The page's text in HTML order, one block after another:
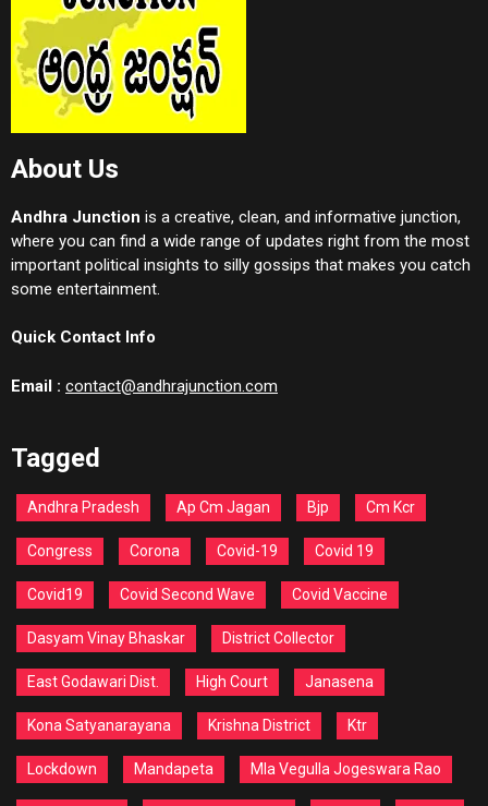
About Us
Andhra Junction is a creative, clean, and informative junction,
where you can find a wide range of updates right from the most
important political insights to silly gossips that makes you catch
some entertainment.
Quick Contact Info
Email : contact@andhrajunction.com
Tagged
Andhra Pradesh Ap Cm Jagan Bjp Cm Kcr
Congress Corona Covid-19 Covid 19
Covid19 Covid Second Wave Covid Vaccine
Dasyam Vinay Bhaskar District Collector
East Godawari Dist. High Court Janasena
Kona Satyanarayana Krishna District Ktr
Lockdown Mandapeta Mla Vegulla Jogeswara Rao